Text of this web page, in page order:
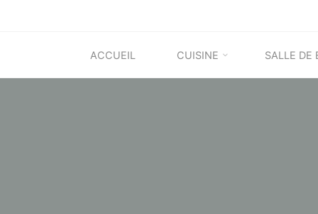
ACCUEIL CUISINE SALLE DE